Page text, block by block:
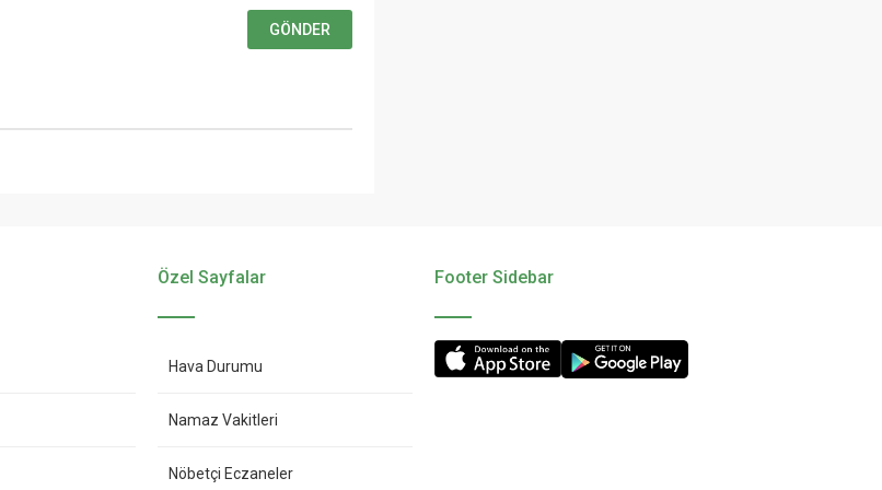
Özel Sayfalar
Hava Durumu
Namaz Vakitleri
Nöbetçi Eczaneler
Footer Sidebar